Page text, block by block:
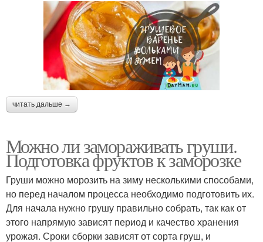
читать дальше →
Можно ли замораживать груши.
Подготовка фруктов к заморозке
Груши можно морозить на зиму несколькими способами,
но перед началом процесса необходимо подготовить их.
Для начала нужно грушу правильно собрать, так как от
этого напрямую зависят период и качество хранения
урожая. Сроки сборки зависят от сорта груш, и